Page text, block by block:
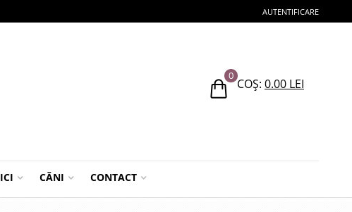
AUTENTIFICARE
0
COȘ: 0.00 LEI
CĂNI CONTACT